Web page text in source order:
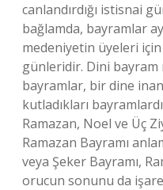
canlandırdığı istisnai
bağlamda, bayramlar
medeniyetin üyeleri için
günleridir. Dini bayram
bayramlar, bir dine
kutladıkları
Ramazan, Noel ve Üç
Ramazan Bayramı
veya Şeker Bayramı,
orucun sonunu da